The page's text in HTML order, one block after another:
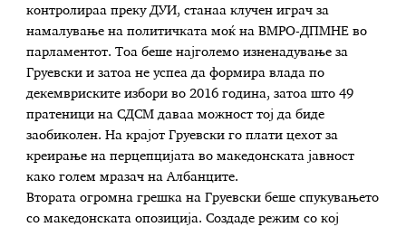
контролираа преку ДУИ, станаа клучен играч за
намалување на политичката моќ на ВМРО-ДПМНЕ во
парламентот. Тоа беше најголемо изненадување за
Груевски и затоа не успеа да формира влада по
декемвриските избори во 2016 година, затоа што 49
пратеници на СДСМ даваа можност тој да биде
заобиколен. На крајот Груевски го плати цехот за
креирање на перцепцијата во македонската јавност
како голем мразач на Албанците.
Втората огромна грешка на Груевски беше спукувањето
со македонската опозиција. Создаде режим со кој